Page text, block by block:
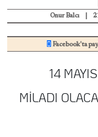
Onur Balcı
Facebook'ta
14
MİLADI